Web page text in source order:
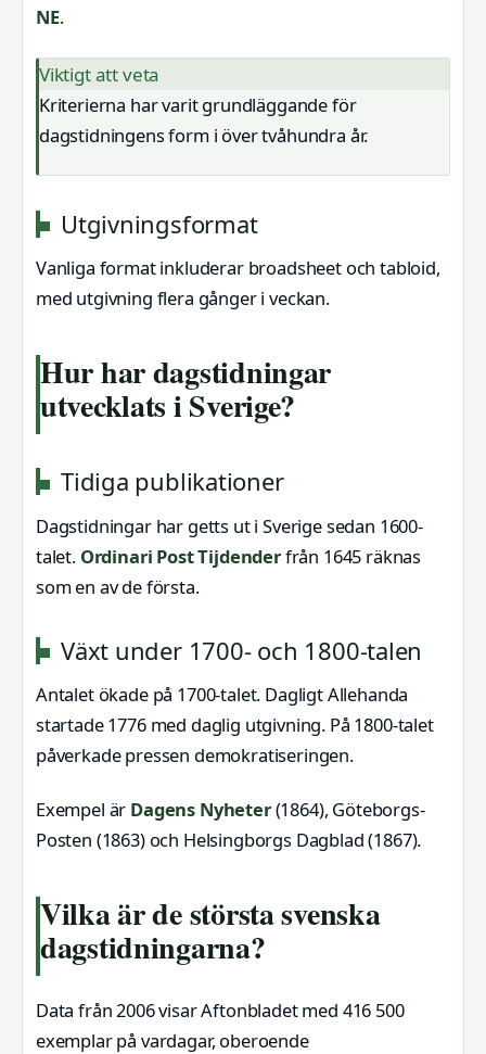
NE.
Viktigt att veta
Kriterierna har varit grundläggande för
dagstidningens form i över tvåhundra år.
Utgivningsformat
Vanliga format inkluderar broadsheet och tabloid,
med utgivning flera gånger i veckan.
Hur har dagstidningar
utvecklats i Sverige?
Tidiga publikationer
Dagstidningar har getts ut i Sverige sedan 1600-
talet. Ordinari Post Tijdenderfrån 1645 räknas
som en av de första.
Växt under 1700- och 1800-talen
Antalet ökade på 1700-talet. Dagligt Allehanda
startade 1776 med daglig utgivning. På 1800-talet
påverkade pressen demokratiseringen.
Exempel är Dagens Nyheter(1864), Göteborgs-
Posten (1863) och Helsingborgs Dagblad (1867).
Vilka är de största svenska
dagstidningarna?
Data från 2006 visar Aftonbladet med 416 500
exemplar på vardagar, oberoende